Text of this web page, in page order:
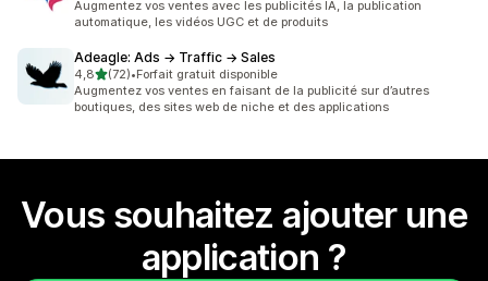
Augmentez vos ventes avec les publicités IA, la publication
automatique, les vidéos UGC et de produits
Adeagle: Ads → Traffic → Sales
4,8étoile(s) sur 5
(72)
72 avis au total
•Forfait gratuit disponible
Augmentez vos ventes en faisant de la publicité sur d’autres
boutiques, des sites web de niche et des applications
Vous souhaitez ajouter une
application ?